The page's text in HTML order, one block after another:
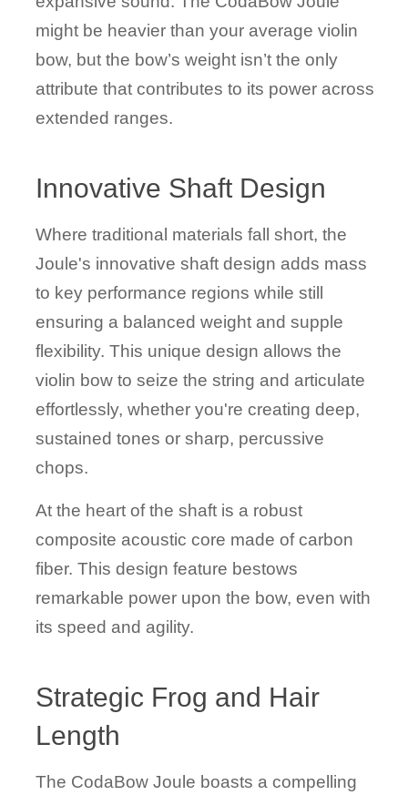
might be heavier than your average violin
bow, but the bow’s weight isn’t the only
attribute that contributes to its power across
extended ranges.
Innovative Shaft Design
Where traditional materials fall short, the
Joule's innovative shaft design adds mass
to key performance regions while still
ensuring a balanced weight and supple
flexibility. This unique design allows the
violin bow to seize the string and articulate
effortlessly, whether you're creating deep,
sustained tones or sharp, percussive
chops.
At the heart of the shaft is a robust
composite acoustic core made of carbon
fiber. This design feature bestows
remarkable power upon the bow, even with
its speed and agility.
Strategic Frog and Hair
Length
The CodaBow Joule boasts a compelling